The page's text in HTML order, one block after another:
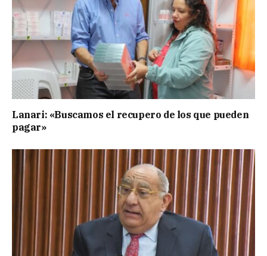
Lanari: «Buscamos el recupero de los que pueden
pagar»